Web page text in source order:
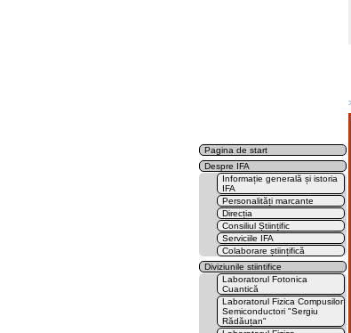
Pagina de start
Despre IFA
Informație generală și istoria
IFA
Personalități marcante
Direcția
Consiliul Științific
Serviciile IFA
Colaborare științifică
Diviziunile stiintifice
Laboratorul Fotonica
Cuantică
Laboratorul Fizica Compusilor
Semiconductori "Sergiu
Rădăuțan"